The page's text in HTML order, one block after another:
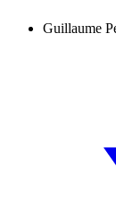
Guillaume